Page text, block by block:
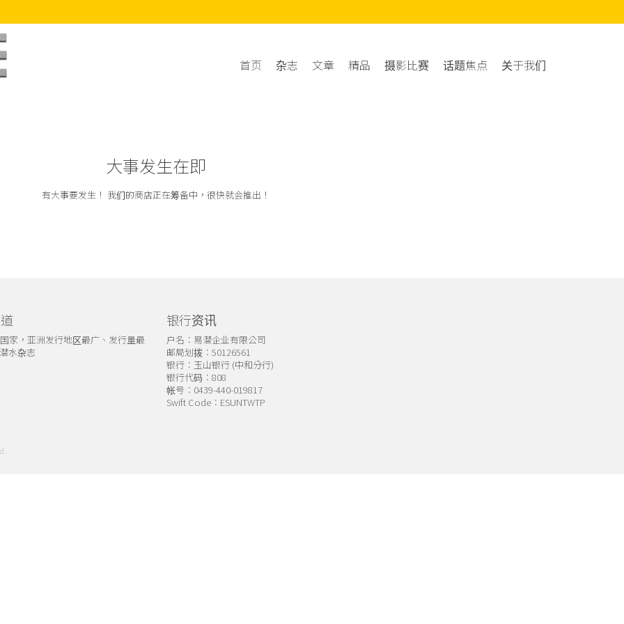
首页 杂志 文章 精品 摄影比赛 话题焦点 关于我们
大事发生在即
有大事要发生！ 我们的商店正在筹备中，很快就会推出！
家，亚洲发行地区最广、发行量最
水杂志
银行资讯
户名：易潜企业有限公司
邮局划拨：50126561
银行：玉山银行 (中和分行)
银行代码：808
帐号：0439-440-019817
Swift Code：ESUNTWTP